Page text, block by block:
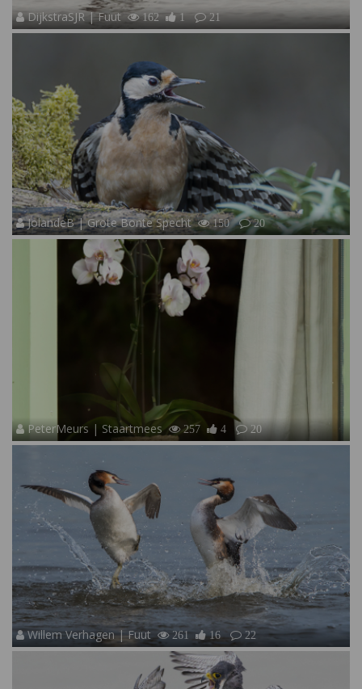
DijkstraSJR | Fuut 162 1 21
JolandeB | Grote Bonte Specht 150 20
PeterMeurs | Staartmees 257 4 20
Willem Verhagen | Fuut 261 16 22